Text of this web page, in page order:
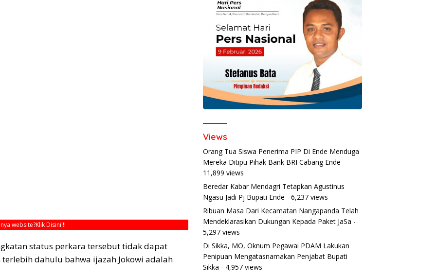
website?Klik Disini!!!
status perkara tersebut tidak dapat
dahulu bahwa ijazah Jokowi adalah
Views
Orang Tua Siswa Penerima PIP Di Ende Menduga
Mereka Ditipu Pihak Bank BRI Cabang Ende -
11,899 views
Beredar Kabar Mendagri Tetapkan Agustinus
Ngasu Jadi Pj Bupati Ende - 6,237 views
Ribuan Masa Dari Kecamatan Nangapanda Telah
Mendeklarasikan Dukungan Kepada Paket JaSa -
5,297 views
Di Sikka, MO, Oknum Pegawai PDAM Lakukan
Penipuan Mengatasnamakan Penjabat Bupati
Sikka - 4,957 views